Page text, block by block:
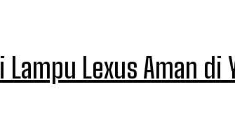
Lexus Aman